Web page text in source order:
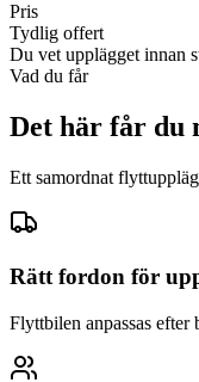
Pris
Tydlig offert
Du vet upplägget innan
Vad du får
Det här får du
Ett samordnat
Rätt fordon för
Flyttbilen anpassas efter